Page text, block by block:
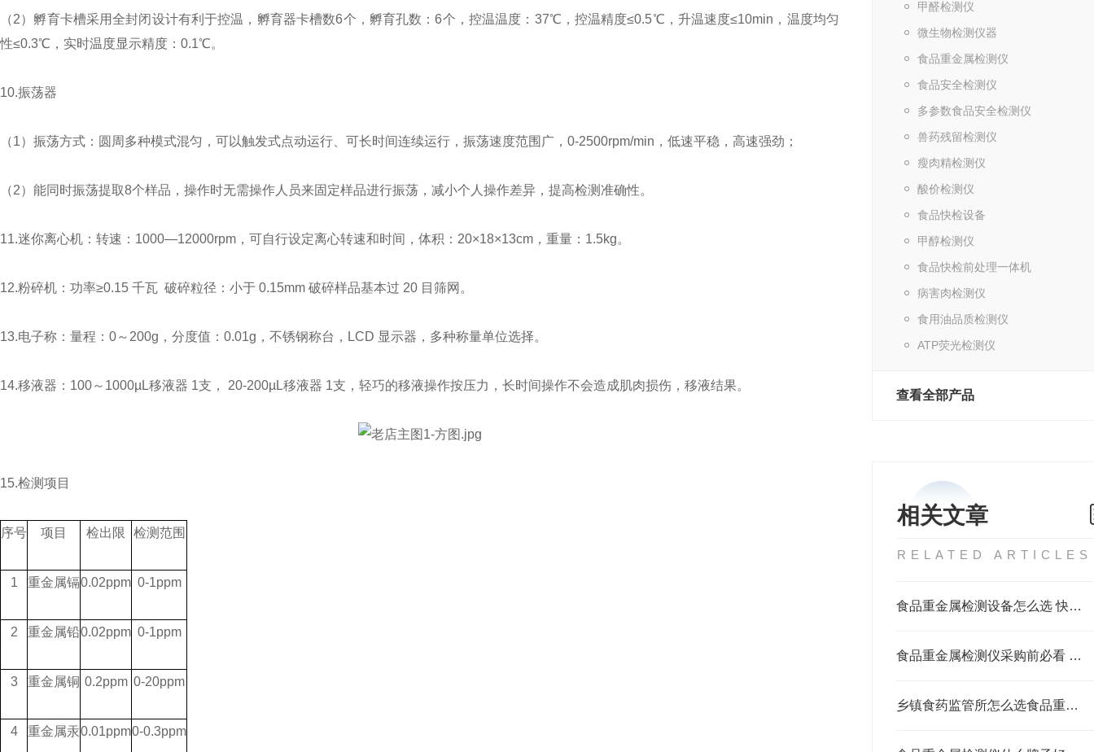
甲醛检测仪
微生物检测仪器
食品重金属检测仪
食品安全检测仪
多参数食品安全检测仪
兽药残留检测仪
瘦肉精检测仪
酸价检测仪
食品快检设备
甲醇检测仪
食品快检前处理一体机
病害肉检测仪
食用油品质检测仪
ATP荧光检测仪
查看全部产品
相关文章
RELATED ARTICLES
食品重金属检测设备怎么选 快速准确检测方案推荐
食品重金属检测仪采购前必看 基层监管单位如何选对设备不踩坑
乡镇食药监管所怎么选食品重金属检测仪？检测粮食大米重金属用哪款
（2）孵育卡槽采用全封闭设计有利于控温，孵育器卡槽数6个，孵育孔数：6个，控温温度：37℃，控温精度≤0.5℃，升温速度≤10min，温度均匀
性≤0.3℃，实时温度显示精度：0.1℃。
10.振荡器
（1）振荡方式：圆周多种模式混匀，可以触发式点动运行、可长时间连续运行，振荡速度范围广，0-2500rpm/min，低速平稳，高速强劲；
（2）能同时振荡提取8个样品，操作时无需操作人员来固定样品进行振荡，减小个人操作差异，提高检测准确性。
11.迷你离心机：转速：1000—12000rpm，可自行设定离心转速和时间，体积：20×18×13cm，重量：1.5kg。
12.粉碎机：功率≥0.15 千瓦 破碎粒径：小于 0.15mm 破碎样品基本过 20 目筛网。
13.电子称：量程：0～200g，分度值：0.01g，不锈钢称台，LCD 显示器，多种称量单位选择。
14.移液器：100～1000µL移液器 1支， 20-200µL移液器 1支，轻巧的移液操作按压力，长时间操作不会造成肌肉损伤，移液结果。
15.检测项目
序号 项目 检出限 检测范围
1 重金属镉0.02ppm 0-1ppm
2 重金属铅0.02ppm 0-1ppm
3 重金属铜 0.2ppm 0-20ppm
4 重金属汞0.01ppm0-0.3ppm